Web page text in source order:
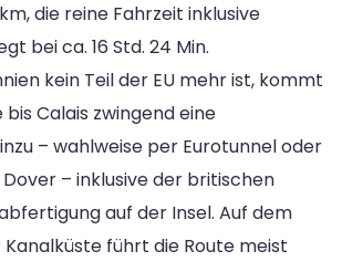
die reine Fahrzeit inklusive
bei ca. 16 Std. 24 Min.
kein Teil der EU mehr ist, kommt
Calais zwingend eine
– wahlweise per Eurotunnel oder
– inklusive der britischen
auf der Insel. Auf dem
Kanalküste führt die Route meist